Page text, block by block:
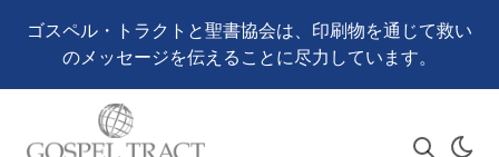
ゴスペル・トラクトと聖書協会は、印刷物を通じて救い
のメッセージを伝えることに尽力しています。